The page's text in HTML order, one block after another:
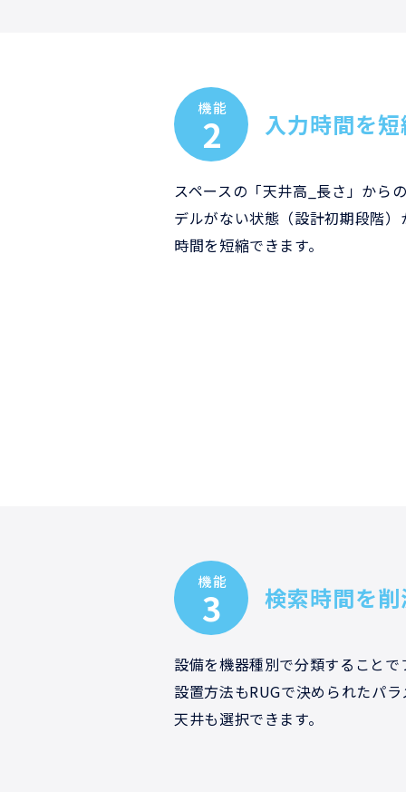
機能
2 入力時間を短
スペースの「天井高_長さ」から
デルがない状態（設計初期段階
時間を短縮できます。
機能
3 検索時間を削
設備を機器種別で分類することで
設置方法もRUGで決められたパ
天井も選択できます。